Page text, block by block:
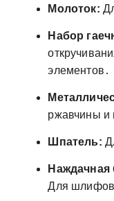
Молоток:
Набор
элементов․
ржавчины и
Шпатель:
Наждачная
Для